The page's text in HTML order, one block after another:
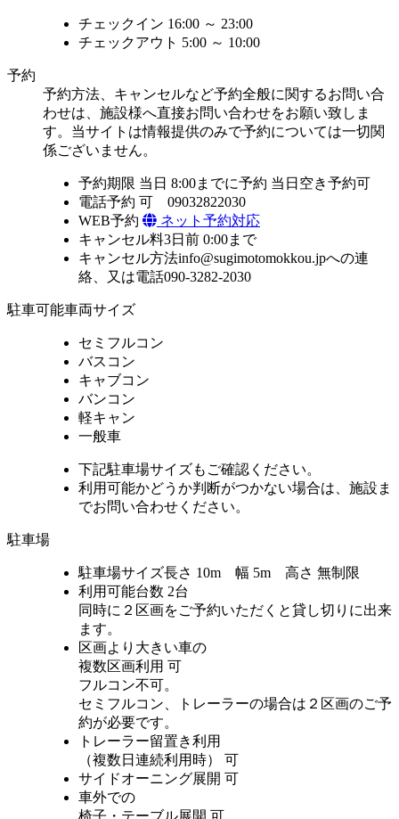
チェックイン 16:00 ～ 23:00
チェックアウト 5:00 ～ 10:00
予約
予約方法、キャンセルなど予約全般に関するお問い合
わせは、施設様へ直接お問い合わせをお願い致しま
す。当サイトは情報提供のみで予約については一切関
係ございません。
予約期限 当日 8:00までに予約 当日空き予約可
電話予約 可 09032822030
WEB予約
ネット予約対応
キャンセル料3日前 0:00まで
キャンセル方法info@sugimotomokkou.jpへの連
絡、又は電話090-3282-2030
駐車可能車両サイズ
セミフルコン
バスコン
キャブコン
バンコン
軽キャン
一般車
下記駐車場サイズもご確認ください。
利用可能かどうか判断がつかない場合は、施設ま
でお問い合わせください。
駐車場
駐車場サイズ長さ 10m 幅 5m 高さ 無制限
利用可能台数 2台
同時に２区画をご予約いただくと貸し切りに出来
ます。
区画より大きい車の
複数区画利用 可
フルコン不可。
セミフルコン、トレーラーの場合は２区画のご予
約が必要です。
トレーラー留置き利用
（複数日連続利用時）
可
サイドオーニング展開 可
車外での